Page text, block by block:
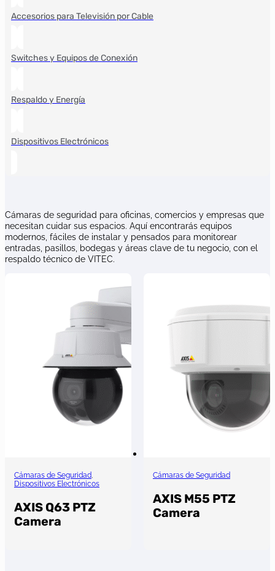
Cámaras de seguridad para oficinas, comercios y empresas que
necesitan cuidar sus espacios. Aquí encontrarás equipos
modernos, fáciles de instalar y pensados para monitorear
entradas, pasillos, bodegas y áreas clave de tu negocio, con el
respaldo técnico de VITEC.
Cámaras de Seguridad,
Dispositivos Electrónicos
AXIS Q63 PTZ
Camera
Cámaras de Seguridad
AXIS M55 PTZ
Camera
Accesorios para Televisión por Cable
Switches y Equipos de Conexión
Respaldo y Energía
Dispositivos Electrónicos